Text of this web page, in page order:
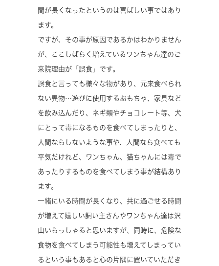
間が長くなったというのは喜ばしい事ではあり
ます。
ですが、その事が原因であるかはわかりません
が、ここしばらく増えているワンちゃん達のご
来院理由が「誤食」です。
誤食と言っても様々な物があり、元来食べられ
ない異物…遊びに使用するおもちゃ、家具など
を飲み込んだり、ネギ類やチョコレート等、犬
にとって毒になるものを食べてしまったりと、
人間ならしないような事や、人間なら食べても
平気だけれど、ワンちゃん、猫ちゃんには毒で
あったりするものを食べてしまう事が結構あり
ます。
一緒にいる時間が長くなり、共に過ごせる時間
が増えて嬉しい飼い主さんやワンちゃん達は沢
山いらっしゃると思いますが、同時に、危険な
食物を食べてしまう可能性も増えてしまってい
るという事もあると心の片隅に置いていただき